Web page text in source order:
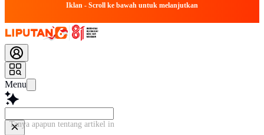
Iklan - Scroll ke bawah untuk melanjutkan
Menu
Tanya apapun tentang artikel ini...